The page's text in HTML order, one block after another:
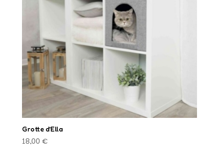
Grotte d’Ella
18,00 €